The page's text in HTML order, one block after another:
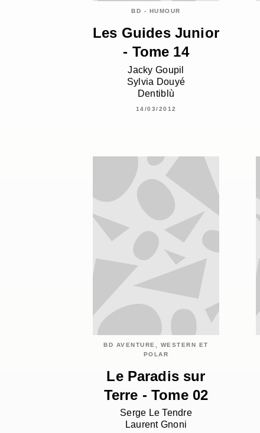
BD - HUMOUR
Les Guides Junior
- Tome 14
Jacky Goupil
Sylvia Douyé
Dentiblù
14/03/2012
BD AVENTURE, WESTERN ET
POLAR
Le Paradis sur
Terre - Tome 02
Serge Le Tendre
Laurent Gnoni